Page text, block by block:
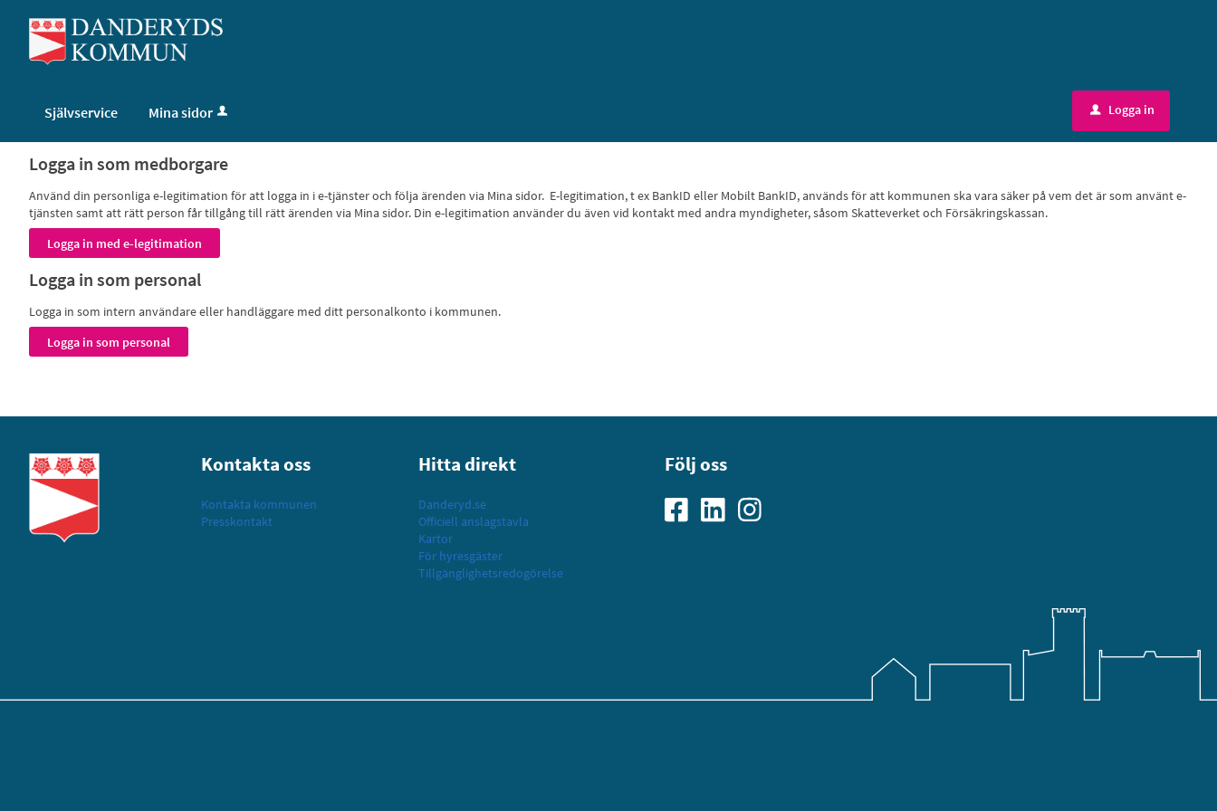
självservice
Danderyds
kommun
Självservice Mina sidor u Logga in
Logga in som medborgare
Använd din personliga e-legitimation för att logga in i e-tjänster och följa ärenden via Mina sidor. E-legitimation, t ex BankID eller Mobilt BankID, används för att kommunen ska vara säker på vem det är som använt e-
tjänsten samt att rätt person får tillgång till rätt ärenden via Mina sidor. Din e-legitimation använder du även vid kontakt med andra myndigheter, såsom Skatteverket och Försäkringskassan.
Logga in som personal
Logga in som intern användare eller handläggare med ditt personalkonto i kommunen.
Kontakta oss
Kontakta kommunen
Presskontakt
Hitta direkt
Danderyd.se
Officiell anslagstavla
Kartor
För hyresgäster
Tillgänglighetsredogörelse
Följ oss